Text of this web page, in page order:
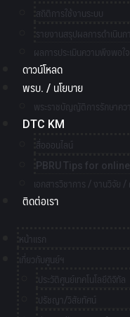
สถิติการใช้งานระบบ
รายงานสรุปผลการดำเนิน
ผลการประเมินความพึงพอใ
ดาวน์โหลด
พรบ. / นโยบาย
พระราชบัญญัติการรักษาคว
DTC KM
สื่อออนไลน์
PBRU Tips for
เอกสารวิชาการ / งานวิจัย
ติดต่อเรา
หน้าแรก
เกี่ยวกับศูนย์ฯ
ประวัติศูนย์เทคโนโลยีดิจิทัล
ปรัชญา/วิสัยทัศน์